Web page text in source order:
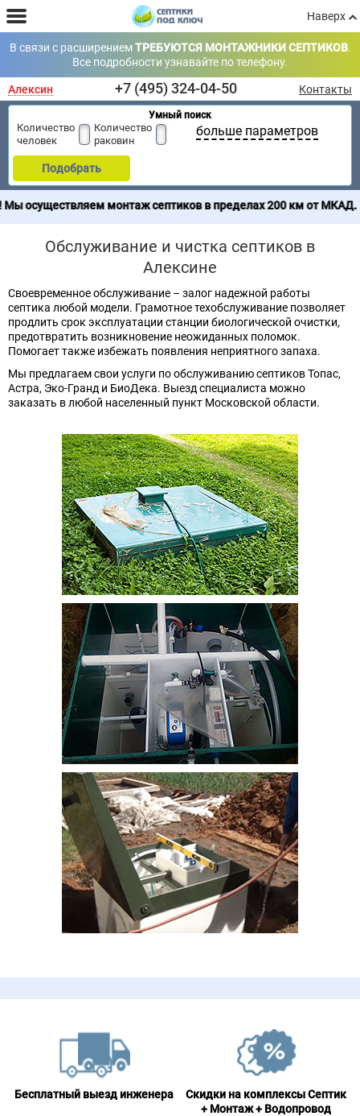
Наверх
В связи с расширениемТРЕБУЮТСЯ МОНТАЖНИКИ СЕПТИКОВ.
Все подробности узнавайте по телефону.
Алексин +7 (495) 324-04-50 Контакты
Умный поиск
Количество
человек
Количество
раковин
больше параметров
Подобрать
монтаж септиков в пределах 200 км от МКАД. Продажа
Обслуживание и чистка септиков в
Алексине
Своевременное обслуживание – залог надежной работы
септика любой модели. Грамотное техобслуживание позволяет
продлить срок эксплуатации станции биологической очистки,
предотвратить возникновение неожиданных поломок.
Помогает также избежать появления неприятного запаха.
Мы предлагаем свои услуги по обслуживанию септиков Топас,
Астра, Эко-Гранд и БиоДека. Выезд специалиста можно
заказать в любой населенный пункт Московской области.
Бесплатный выезд инженера
Скидки на комплексы Септик
+ Монтаж + Водопровод